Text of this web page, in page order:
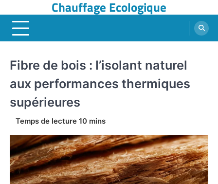
to
content
Chauffage Ecologique
Fibre de bois : l’isolant naturel
aux performances thermiques
supérieures